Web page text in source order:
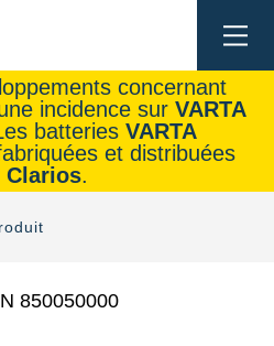
concernant
incidence sur VARTA
batteries VARTA
et distribuées
Clarios.
850050000